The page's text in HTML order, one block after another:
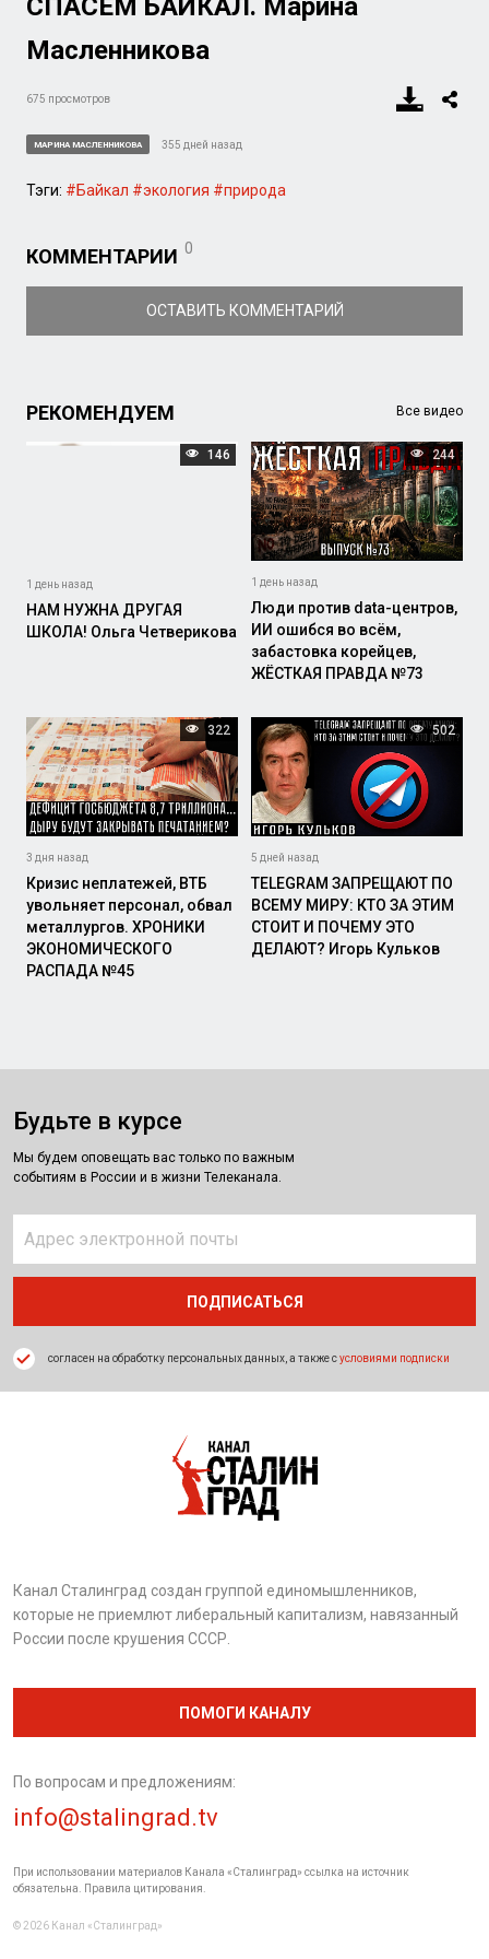
СПАСЁМ БАЙКАЛ. Марина
Масленникова
675 просмотров
МАРИНА МАСЛЕННИКОВА 355 дней назад
Тэги: #Байкал #экология #природа
КОММЕНТАРИИ 0
ОСТАВИТЬ КОММЕНТАРИЙ
РЕКОМЕНДУЕМ Все видео
146
1 день назад
НАМ НУЖНА ДРУГАЯ
ШКОЛА! Ольга Четверикова
244
1 день назад
Люди против data-центров,
ИИ ошибся во всём,
забастовка корейцев,
ЖЁСТКАЯ ПРАВДА №73
322
3 дня назад
Кризис неплатежей, ВТБ
увольняет персонал, обвал
металлургов. ХРОНИКИ
ЭКОНОМИЧЕСКОГО
РАСПАДА №45
502
5 дней назад
TELEGRAM ЗАПРЕЩАЮТ ПО
ВСЕМУ МИРУ: КТО ЗА ЭТИМ
СТОИТ И ПОЧЕМУ ЭТО
ДЕЛАЮТ? Игорь Кульков
Будьте в курсе
Мы будем оповещать вас только по важным
событиям в России и в жизни Телеканала.
согласен на обработку персональных данных, а также сусловиями подписки
Канал Сталинград создан группой единомышленников,
которые не приемлют либеральный капитализм, навязанный
России после крушения СССР.
ПОМОГИ КАНАЛУ
По вопросам и предложениям:
info@stalingrad.tv
При использовании материалов Канала «Сталинград» ссылка на источник
обязательна. Правила цитирования.
© 2026 Канал «Сталинград»